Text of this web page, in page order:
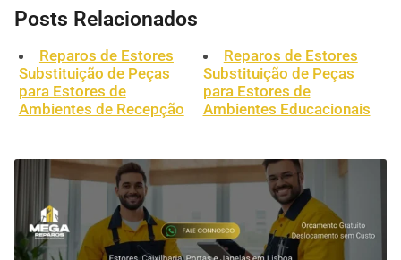
Posts Relacionados
Reparos de Estores
Substituição de Peças
para Estores de
Ambientes de Recepção
Reparos de Estores
Substituição de Peças
para Estores de
Ambientes Educacionais